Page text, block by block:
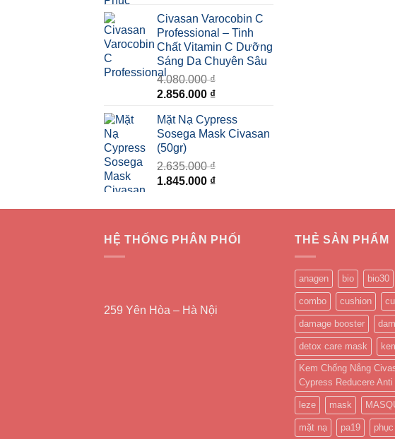
là:
890.000 ₫.
tại
710.000 ₫.
Civasan Varocobin C
Professional – Tinh
Chất Vitamin C Dưỡng
Sáng Da Chuyên Sâu
4.080.000₫
Giá
là:
4.080.000 ₫.
2.856.000 ₫Giá
tại
là:
Mặt Nạ Cypress
Sosega Mask Civasan
(50gr)
2.635.000₫
Giá
là:
1.845.000 ₫Giá
tại
1.845.000 ₫.
HỆ THỐNG PHÂN PHỐI
259 Yên Hòa – Hà Nội
THẺ SẢN PHẨM
anagen bio bio30
combo cushion
damage booster
detox care mask
Kem Chống Nắng
Cypress Reducere Anti
leze mask
mặt nạ pa19